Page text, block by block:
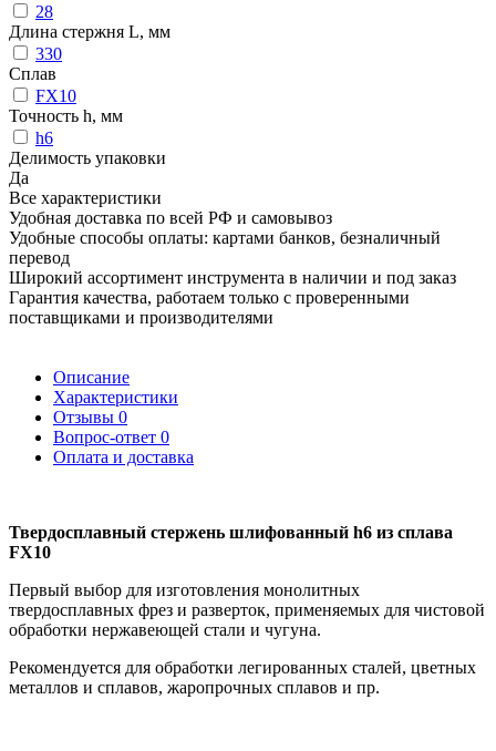
28
Длина стержня L, мм
330
Сплав
FX10
Точность h, мм
h6
Делимость упаковки
Да
Все характеристики
Удобная доставка по всей РФ и самовывоз
Удобные способы оплаты: картами банков, безналичный
перевод
Широкий ассортимент инструмента в наличии и под заказ
Гарантия качества, работаем только с проверенными
поставщиками и производителями
Описание
Характеристики
Отзывы 0
Вопрос-ответ 0
Оплата и доставка
Твердосплавный стержень шлифованный h6 из сплава
FX10
Первый выбор для изготовления монолитных
твердосплавных фрез и разверток, применяемых для чистовой
обработки нержавеющей стали и чугуна.
Рекомендуется для обработки легированных сталей, цветных
металлов и сплавов, жаропрочных сплавов и пр.